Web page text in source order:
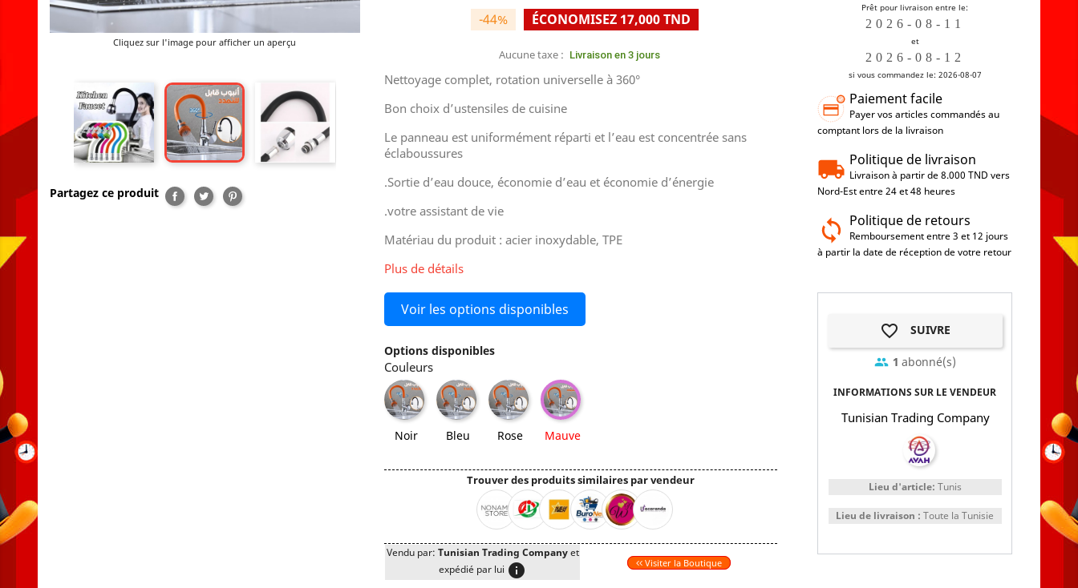
Cliquez sur l'image pour afficher un aperçu
Partagez ce produit Partager
TweetPinterest
-44% ÉCONOMISEZ 17,000 TND
Aucune taxe : Livraison en 3 jours
Nettoyage complet, rotation universelle à 360°
Bon choix d’ustensiles de cuisine
Le panneau est uniformément réparti et l’eau est concentrée sans
éclaboussures
.Sortie d’eau douce, économie d’eau et économie d’énergie
.votre assistant de vie
Matériau du produit : acier inoxydable, TPE
Plus de détails
Voir les options disponibles
Options disponibles
Couleurs
Noir
Noir
Bleu
Bleu
Rose
Rose
Mauve
Mauve
Trouver des produits similaires par vendeur
Vendu par: Tunisian Trading Company et
expédié par lui info Visiter la Boutique
Prêt pour livraison entre le:
et
si vous commandez le: 2026-08-07
Paiement facile
Payer vos articles commandés au
comptant lors de la livraison
Politique de livraison
Livraison à partir de 8.000 TND vers
Nord-Est entre 24 et 48 heures
Politique de retours
Remboursement entre 3 et 12 jours
à partir la date de réception de votre retour
favorite_border SUIVRE
group 1 abonné(s)
INFORMATIONS SUR LE VENDEUR
Tunisian Trading Company
Lieu d'article: Tunis
Lieu de livraison :Toute la Tunisie